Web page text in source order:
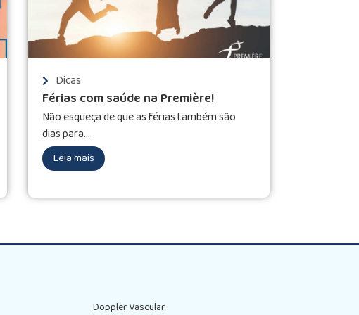
Dicas
Férias com saúde na Première!
Não esqueça de que as férias também são
dias para...
Leia mais
Doppler Vascular